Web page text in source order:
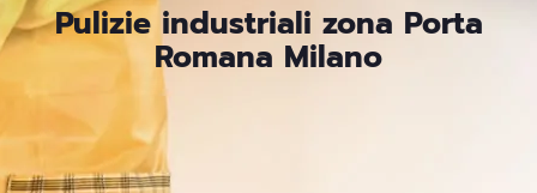
Pulizie industriali zona Porta
Romana Milano